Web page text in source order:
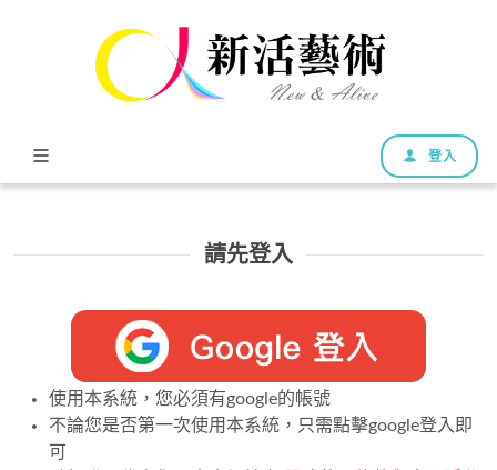
登入
請先登入
使用本系統，您必須有google的帳號
不論您是否第一次使用本系統，只需點擊google登入即
可